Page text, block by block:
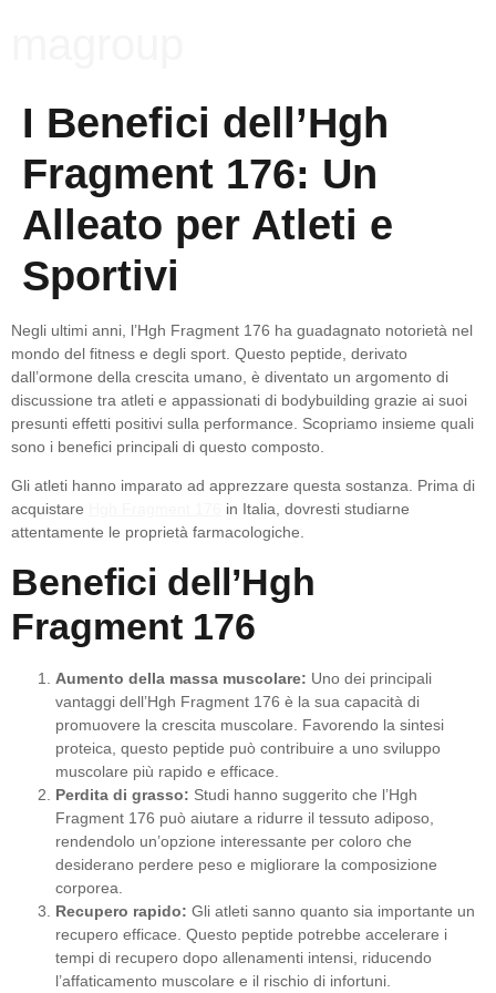
I Benefici dell’Hgh
Fragment 176: Un
Alleato per Atleti e
Sportivi
Negli ultimi anni, l’Hgh Fragment 176 ha guadagnato notorietà nel
mondo del fitness e degli sport. Questo peptide, derivato
dall’ormone della crescita umano, è diventato un argomento di
discussione tra atleti e appassionati di bodybuilding grazie ai suoi
presunti effetti positivi sulla performance. Scopriamo insieme quali
sono i benefici principali di questo composto.
Gli atleti hanno imparato ad apprezzare questa sostanza. Prima di
acquistare
in Italia, dovresti studiarne
attentamente le proprietà farmacologiche.
Benefici dell’Hgh
Fragment 176
Aumento della massa muscolare: Uno dei principali
vantaggi dell’Hgh Fragment 176 è la sua capacità di
promuovere la crescita muscolare. Favorendo la sintesi
proteica, questo peptide può contribuire a uno sviluppo
muscolare più rapido e efficace.
Perdita di grasso: Studi hanno suggerito che l’Hgh
Fragment 176 può aiutare a ridurre il tessuto adiposo,
rendendolo un’opzione interessante per coloro che
desiderano perdere peso e migliorare la composizione
corporea.
Recupero rapido: Gli atleti sanno quanto sia importante un
recupero efficace. Questo peptide potrebbe accelerare i
tempi di recupero dopo allenamenti intensi, riducendo
l’affaticamento muscolare e il rischio di infortuni.